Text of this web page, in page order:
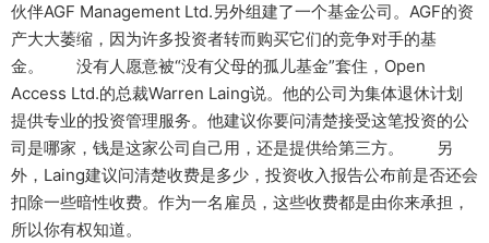
伙伴AGF Management Ltd.另外组建了一个基金公司。AGF的资
产大大萎缩，因为许多投资者转而购买它们的竞争对手的基
金。 没有人愿意被“没有父母的孤儿基金”套住，Open
Access Ltd.的总裁Warren Laing说。他的公司为集体退休计划
提供专业的投资管理服务。他建议你要问清楚接受这笔投资的公
司是哪家，钱是这家公司自己用，还是提供给第三方。 另
外，Laing建议问清楚收费是多少，投资收入报告公布前是否还会
扣除一些暗性收费。作为一名雇员，这些收费都是由你来承担，
所以你有权知道。